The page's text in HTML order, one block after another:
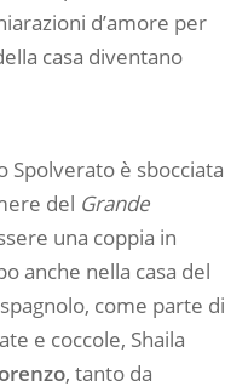
d’amore per
casa diventano
Spolverato è sbocciata
del Grande
una coppia in
anche nella casa del
come parte di
e coccole, Shaila
, tanto da